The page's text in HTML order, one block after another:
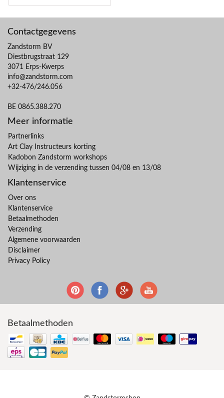
Contactgegevens
Zandstorm BV
Diestbrugstraat 129
3071 Erps-Kwerps
info@zandstorm.com
+32-476/246.056
BE 0865.388.270
Meer informatie
Partnerlinks
Art Clay Instructeurs korting
Kadobon Zandstorm workshops
Wijziging in de verzending tussen 04/08 en 13/08
Klantenservice
Over ons
Klantenservice
Betaalmethoden
Verzending
Algemene voorwaarden
Disclaimer
Privacy Policy
Betaalmethoden